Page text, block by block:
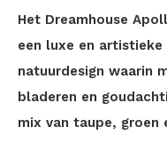
Het Dreamhouse
een luxe en
natuurdesign waarin
bladeren en
mix van taupe, groen